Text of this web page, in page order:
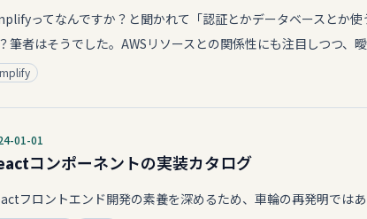
ってなんですか？と聞かれて「認証とかデータベースとか
筆者はそうでした。AWSリソースとの関係性にも注目しつつ、
01-01
コンポーネントの実装カタログ
フロントエンド開発の素養を深めるため、車輪の再発明では